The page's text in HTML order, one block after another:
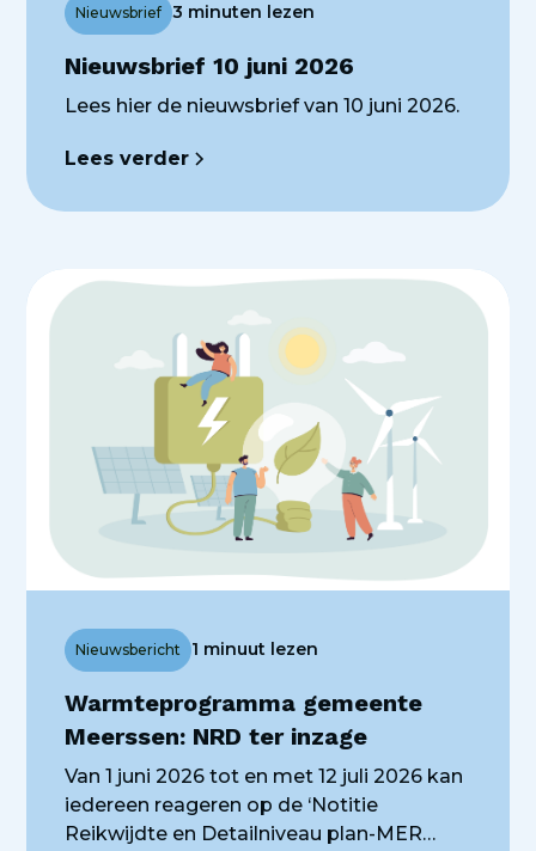
Nieuwsbrief 10 juni 2026
Nieuwsbrief 3 minuten lezen
Lees hier de nieuwsbrief van 10 juni 2026.
Lees verder
Warmteprogramma gemeente
Meerssen: NRD ter inzage
Nieuwsbericht 1 minuut lezen
Van 1 juni 2026 tot en met 12 juli 2026 kan
iedereen reageren op de ‘Notitie
Reikwijdte en Detailniveau plan-MER